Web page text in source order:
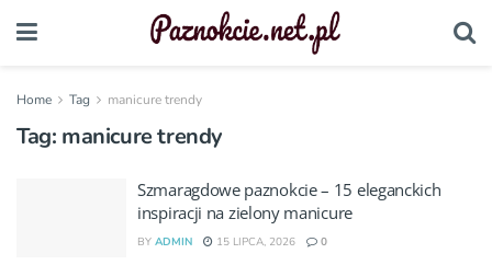
Home Tag manicure trendy
Tag: manicure trendy
Szmaragdowe paznokcie – 15 eleganckich
inspiracji na zielony manicure
BY ADMIN 15 LIPCA, 2026 0